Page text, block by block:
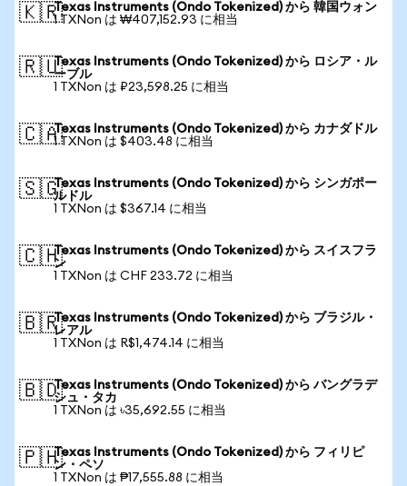
🇰🇷Texas Instruments (Ondo Tokenized) から 韓国ウォン
1 TXNon は ₩407,152.93 に相当
🇷🇺Texas Instruments (Ondo Tokenized) から ロシア・ル
ーブル
1 TXNon は ₽23,598.25 に相当
🇨🇦Texas Instruments (Ondo Tokenized) から カナダドル
1 TXNon は $403.48 に相当
🇸🇬Texas Instruments (Ondo Tokenized) から シンガポー
ルドル
1 TXNon は $367.14 に相当
🇨🇭Texas Instruments (Ondo Tokenized) から スイスフラ
ン
1 TXNon は CHF 233.72 に相当
🇧🇷Texas Instruments (Ondo Tokenized) から ブラジル・
レアル
1 TXNon は R$1,474.14 に相当
🇧🇩Texas Instruments (Ondo Tokenized) から バングラデ
シュ・タカ
1 TXNon は ৳35,692.55 に相当
🇵🇭Texas Instruments (Ondo Tokenized) から フィリピ
ン・ペソ
1 TXNon は ₱17,555.88 に相当